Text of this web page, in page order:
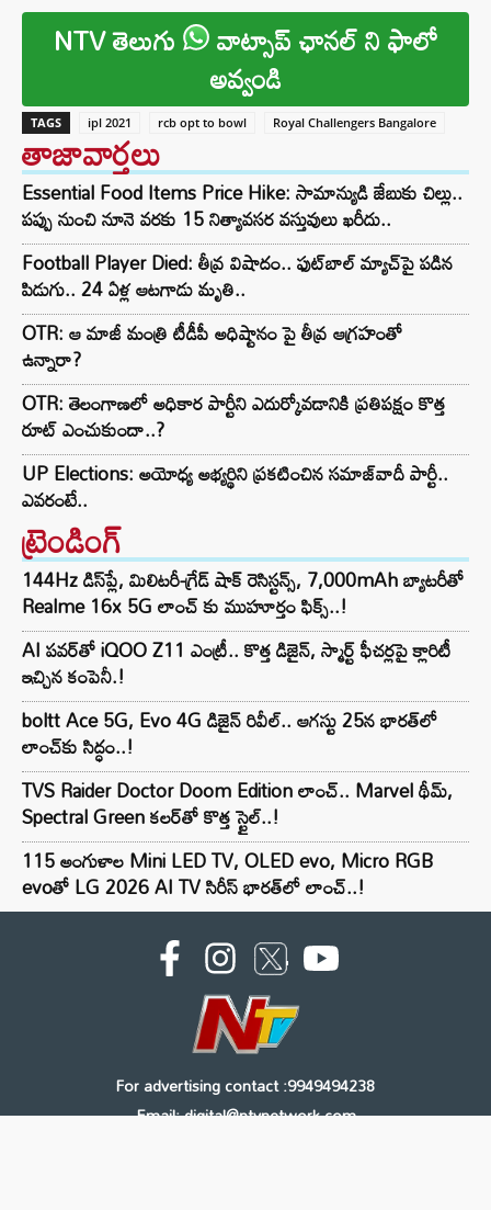
NTV తెలుగు వాట్సాప్ ఛానల్ ని ఫాలో
అవ్వండి
TAGS ipl 2021 rcb opt to bowl Royal Challengers Bangalore
తాజావార్తలు
Essential Food Items Price Hike: సామాన్యుడి జేబుకు చిల్లు..
పప్పు నుంచి నూనె వరకు 15 నిత్యావసర వస్తువులు ఖరీదు..
Football Player Died: తీవ్ర విషాదం.. ఫుట్‌బాల్ మ్యాచ్‌పై పడిన
పిడుగు.. 24 ఏళ్ల ఆటగాడు మృతి..
OTR: ఆ మాజీ మంత్రి టీడీపీ అధిష్టానం పై తీవ్ర ఆగ్రహంతో
ఉన్నారా?
OTR: తెలంగాణలో అధికార పార్టీని ఎదుర్కోవడానికి ప్రతిపక్షం కొత్త
రూట్‌ ఎంచుకుందా..?
UP Elections: అయోధ్య అభ్యర్థిని ప్రకటించిన సమాజ్‌వాదీ పార్టీ..
ఎవరంటే..
ట్రెండింగ్‌
144Hz డిస్‌ప్లే, మిలిటరీ-గ్రేడ్ షాక్ రెసిస్టన్స్, 7,000mAh బ్యాటరీతో
Realme 16x 5G లాంచ్ కు ముహూర్తం ఫిక్స్..!
AI పవర్‌తో iQOO Z11 ఎంట్రీ.. కొత్త డిజైన్, స్మార్ట్ ఫీచర్లపై క్లారిటీ
ఇచ్చిన కంపెనీ.!
boltt Ace 5G, Evo 4G డిజైన్ రివీల్.. ఆగస్టు 25న భారత్‌లో
లాంచ్‌కు సిద్ధం..!
TVS Raider Doctor Doom Edition లాంచ్.. Marvel థీమ్,
Spectral Green కలర్‌తో కొత్త స్టైల్..!
115 అంగుళాల Mini LED TV, OLED evo, Micro RGB
evoతో LG 2026 AI TV సిరీస్ భారత్‌లో లాంచ్..!
For advertising contact :9949494238
Email: digital@ntvnetwork.com